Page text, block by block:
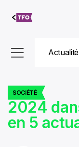
Aller au
contenu
Actualité
SOCIÉTÉ
2024
en 5